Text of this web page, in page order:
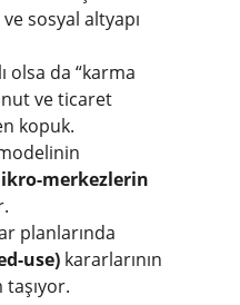
sosyal altyapı
olsa da “karma
ve ticaret
kopuk.
merkezlerin
planlarında
use) kararlarının
taşıyor.